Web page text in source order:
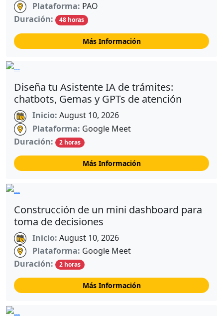
Plataforma: PAO
Duración:
48 horas
Más Información
Diseña tu Asistente IA de trámites:
chatbots, Gemas y GPTs de atención
Inicio: August 10, 2026
Plataforma: Google Meet
Duración:
2 horas
Más Información
Construcción de un mini dashboard para
toma de decisiones
Inicio: August 10, 2026
Plataforma: Google Meet
Duración:
2 horas
Más Información